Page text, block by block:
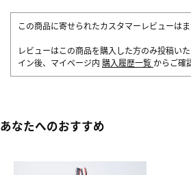
この商品に寄せられたカスタマーレビューはま
レビューはこの商品を購入した方のみ投稿い
イン後、マイページ内 購入履歴一覧 からご確
あなたへのおすすめ